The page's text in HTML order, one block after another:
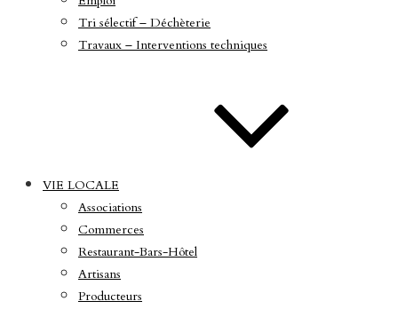
Tri sélectif – Déchèterie
Travaux – Interventions techniques
VIE LOCALE
Associations
Commerces
Restaurant-Bars-Hôtel
Artisans
Producteurs